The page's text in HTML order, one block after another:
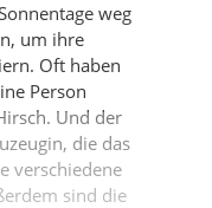
weg
um ihre
Oft haben
Person
Und der
die das
verschiedene
sind die